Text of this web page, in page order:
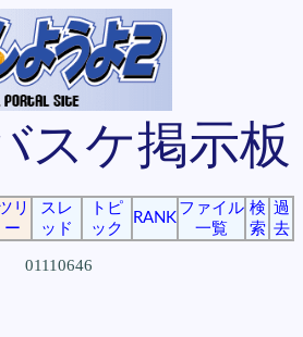
スケ掲示板
リ
ー
スレ
ッド
トピ
ック
RANK
ファイル
一覧
検
索
過
去
01110646